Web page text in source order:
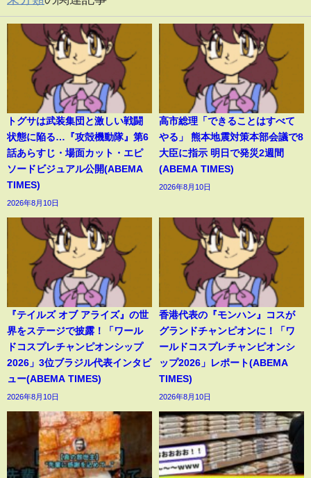
トグサは武装集団と激しい戦闘
状態に陥る…『攻殻機動隊』第6
話あらすじ・場面カット・エピ
ソードビジュアル公開(ABEMA
TIMES)
2026年8月10日
高市総理「できることはすべて
やる」 熊本地震対策本部会議で8
大臣に指示 明日で発災2週間
(ABEMA TIMES)
2026年8月10日
『テイルズ オブ アライズ』の世
界をステージで披露！「ワール
ドコスプレチャンピオンシップ
2026」3位ブラジル代表インタビ
ュー(ABEMA TIMES)
2026年8月10日
香港代表の『モンハン』コスが
グランドチャンピオンに！「ワ
ールドコスプレチャンピオンシ
ップ2026」レポート(ABEMA
TIMES)
2026年8月10日